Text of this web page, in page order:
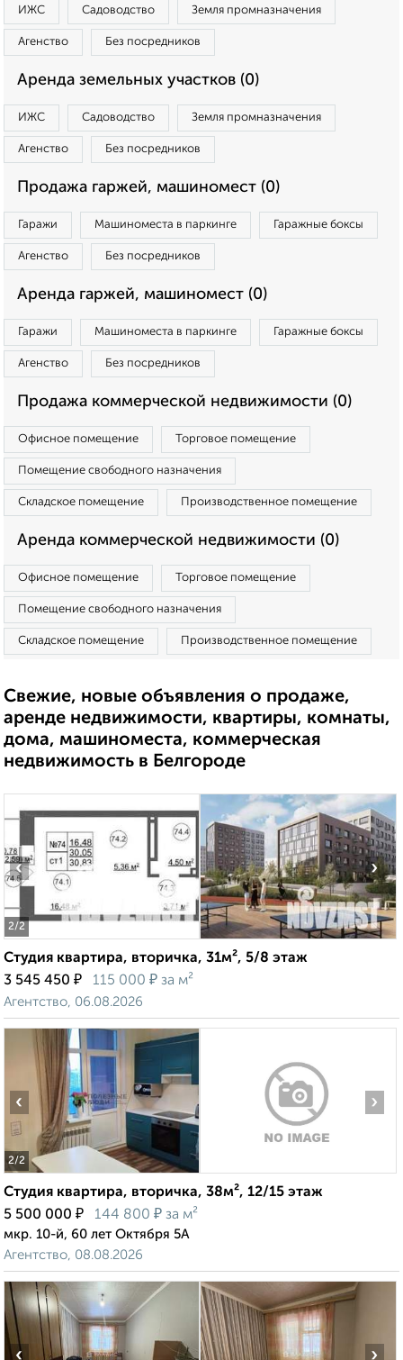
ИЖС Садоводство Земля промназначения
Агенство Без посредников
Аренда земельных участков (0)
ИЖС Садоводство Земля промназначения
Агенство Без посредников
Продажа гаржей, машиномест (0)
Гаражи Машиноместа в паркинге Гаражные боксы
Агенство Без посредников
Аренда гаржей, машиномест (0)
Гаражи Машиноместа в паркинге Гаражные боксы
Агенство Без посредников
Продажа коммерческой недвижимости (0)
Офисное помещение Торговое помещение
Помещение свободного назначения
Складское помещение Производственное помещение
Аренда коммерческой недвижимости (0)
Офисное помещение Торговое помещение
Помещение свободного назначения
Складское помещение Производственное помещение
Свежие, новые объявления о продаже,
аренде недвижимости, квартиры, комнаты,
дома, машиноместа, коммерческая
недвижимость в Белгороде
2/2
‹ ›
Студия квартира, вторичка, 31м², 5/8 этаж
3 545 450 ₽ 115 000 ₽ за м²
Агентство, 06.08.2026
2/2
‹ ›
Студия квартира, вторичка, 38м², 12/15 этаж
5 500 000 ₽ 144 800 ₽ за м²
мкр. 10-й, 60 лет Октября 5А
Агентство, 08.08.2026
‹ ›